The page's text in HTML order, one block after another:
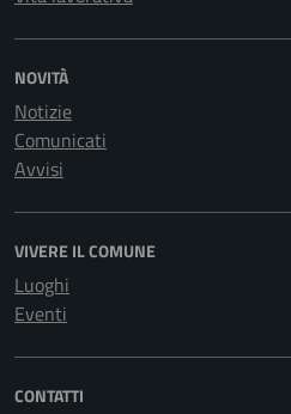
NOVITÀ
Notizie
Comunicati
Avvisi
VIVERE IL COMUNE
Luoghi
Eventi
CONTATTI